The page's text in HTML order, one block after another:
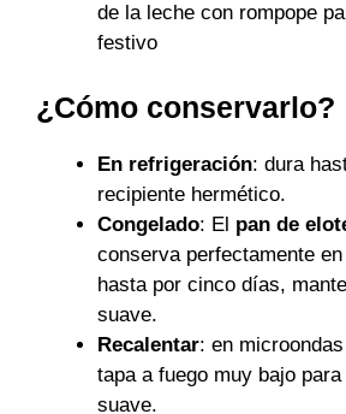
de la leche con rompope
festivo
¿Cómo conservarlo?
En refrigeración: dura
recipiente hermético.
Congelado: El pan de
conserva perfectamente
hasta por cinco días,
suave.
Recalentar: en
tapa a fuego muy bajo para
suave.